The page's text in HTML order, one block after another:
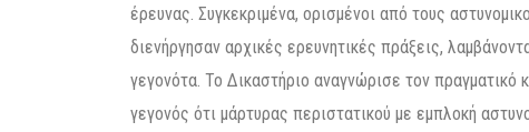
έρευνας. Συγκεκριμένα, ορισμένοι από τους
διενήργησαν αρχικές ερευνητικές πράξεις,
γεγονότα. Το Δικαστήριο αναγνώρισε τον
γεγονός ότι μάρτυρας περιστατικού με εμπλοκή